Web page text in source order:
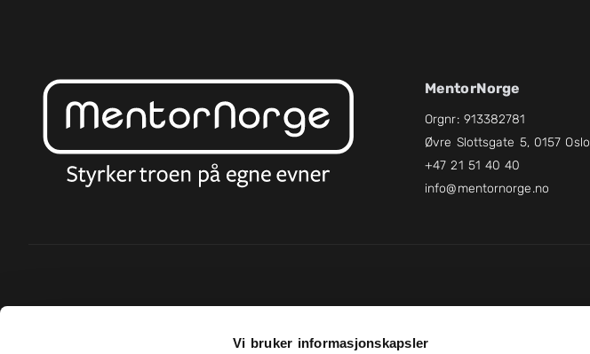
Vi bruker informasjonskapsler
MentorNorge
Orgnr: 913382781
Øvre Slottsgate 5, 0157 Oslo
+47 21 51 40 40
info@mentornorge.no